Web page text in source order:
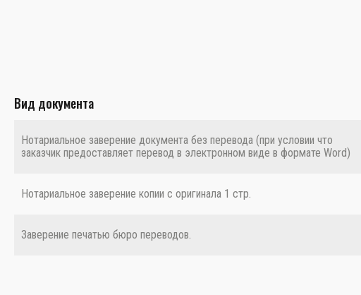
Вид документа
Нотариальное заверение документа без перевода (при условии что
заказчик предоставляет перевод в электронном виде в формате Word)
Нотариальное заверение копии с оригинала 1 стр.
Заверение печатью бюро переводов.